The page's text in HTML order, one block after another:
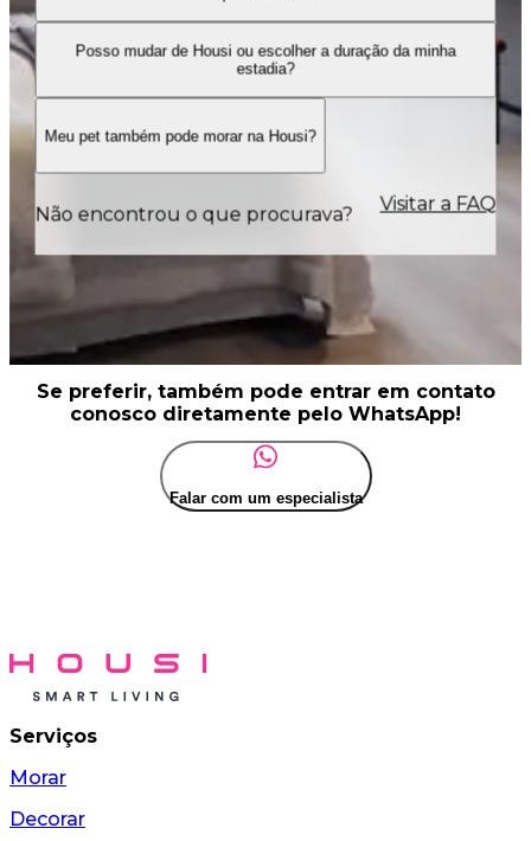
Posso mudar de Housi ou escolher a duração da minha
estadia?
Meu pet também pode morar na Housi?
Não encontrou o que procurava? Visitar a FAQ
Se preferir, também pode entrar em contato
conosco diretamente pelo WhatsApp!
Falar com um especialista
Serviços
Morar
Decorar